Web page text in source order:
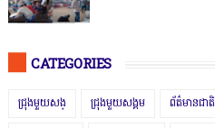
CATEGORIES
ជ្រុងមួយសង្ ជ្រុងមួយសង្គម ព័ត៌មានជាតិ